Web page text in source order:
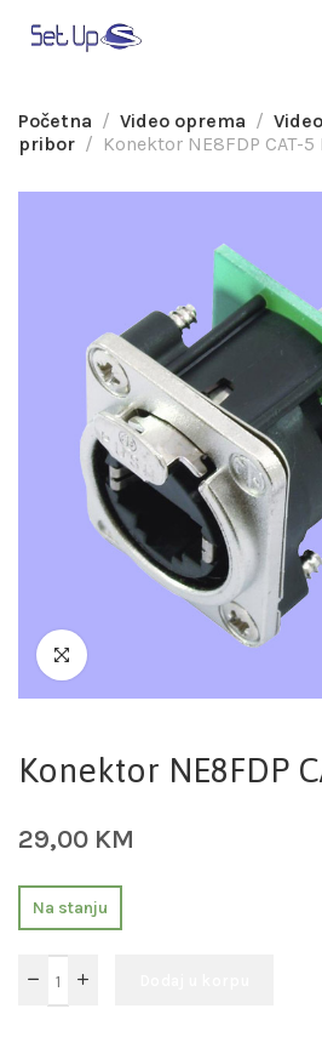
Početna Video oprema
Video
pribor
Konektor NE8FDP CAT-
Konektor NE8FDP
29,00 KM
Na stanju